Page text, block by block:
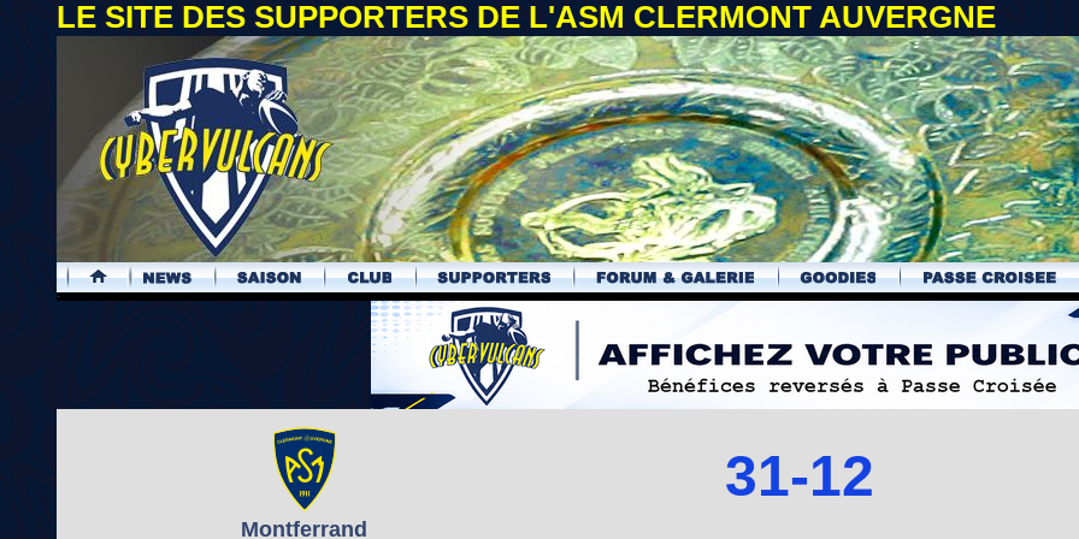
LE SITE DES SUPPORTERS DE L'ASM CLERMONT AUVERGNE
.
Montferrand
31-12